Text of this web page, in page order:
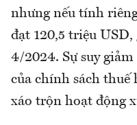
nhưng nếu tính
đạt 120,5 triệu
4/2024. Sự suy
của chính sách
xáo trộn hoạt động